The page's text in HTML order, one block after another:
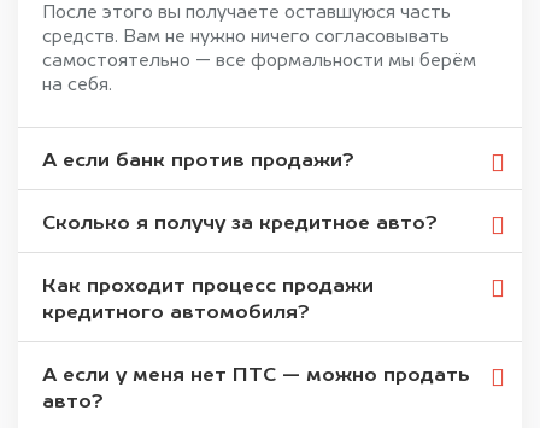
После этого вы получаете оставшуюся часть
средств. Вам не нужно ничего согласовывать
самостоятельно — все формальности мы берём
на себя.
А если банк против продажи?
Сколько я получу за кредитное авто?
Как проходит процесс продажи
кредитного автомобиля?
А если у меня нет ПТС — можно продать
авто?